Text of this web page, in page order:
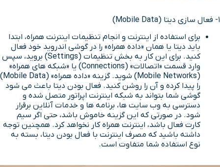
1- فعال سازی دیتا (Mobile Data)
برای استفاده از اینترنت و انجام تنظیمات اینترنت همراه، ابتدا
باید دیتا یا همان «داده همراه» را در گوشی اندروید خود فعال
کنید. برای این کار به بخش تنظیمات (Settings) بروید، سپس
وارد قسمت «اتصالات» (Connections) یا «شبکه های همراه»
(Mobile Networks) شوید. گزینه «داده همراه» (Mobile Data)
را پیدا کرده و آن را روشن کنید. فعال بودن دیتا باعث می شود
گوشی شما بتواند به شبکه اینترنت اپراتور متصل شده و
دسترسی به وب سایت ها، برنامه ها و خدمات آنلاین برقرار
شود. در صورتی که این گزینه خاموش باشد، حتی اگر سیم
کارت فعال باشد، اینترنت همراه کار نخواهد کرد. همچنین توجه
داشته باشید که مصرف اینترنت با فعال بودن دیتا، بسته به
نوع استفاده شما متفاوت است.